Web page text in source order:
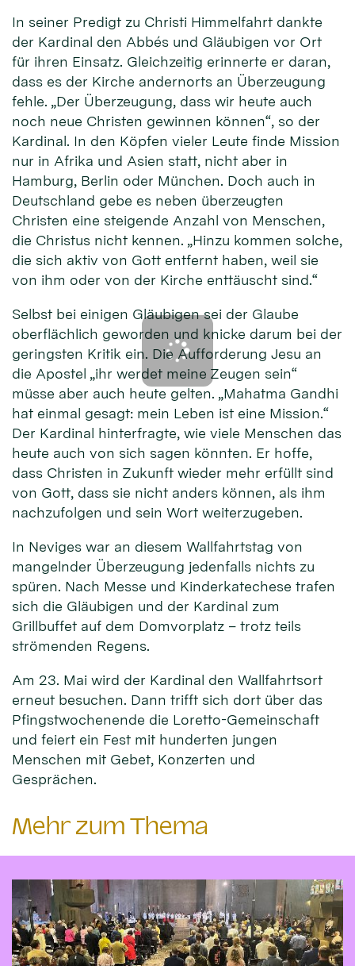
In seiner Predigt zu Christi Himmelfahrt dankte
der Kardinal den Abbés und Gläubigen vor Ort
für ihren Einsatz. Gleichzeitig erinnerte er daran,
dass es der Kirche andernorts an Überzeugung
fehle. „Der Überzeugung, dass wir heute auch
noch neue Christen gewinnen können“, so der
Kardinal. In den Köpfen vieler Leute finde Mission
nur in Afrika und Asien statt, nicht aber in
Hamburg, Berlin oder München. Doch auch in
Deutschland gebe es neben überzeugten
Christen eine steigende Anzahl von Menschen,
die Christus nicht kennen. „Hinzu kommen solche,
die sich aktiv von Gott entfernt haben, weil sie
von ihm oder von der Kirche enttäuscht sind.“
Selbst bei einigen Gläubigen sei der Glaube
oberflächlich geworden und knicke darum bei der
geringsten Kritik ein. Die Aufforderung Jesu an
die Apostel „ihr werdet meine Zeugen sein“
müsse aber auch heute gelten. „Mahatma Gandhi
hat einmal gesagt: mein Leben ist eine Mission.“
Der Kardinal hinterfragte, wie viele Menschen das
heute auch von sich sagen könnten. Er hoffe,
dass Christen in Zukunft wieder mehr erfüllt sind
von Gott, dass sie nicht anders können, als ihm
nachzufolgen und sein Wort weiterzugeben.
In Neviges war an diesem Wallfahrtstag von
mangelnder Überzeugung jedenfalls nichts zu
spüren. Nach Messe und Kinderkatechese trafen
sich die Gläubigen und der Kardinal zum
Grillbuffet auf dem Domvorplatz – trotz teils
strömenden Regens.
Am 23. Mai wird der Kardinal den Wallfahrtsort
erneut besuchen. Dann trifft sich dort über das
Pfingstwochenende die Loretto-Gemeinschaft
und feiert ein Fest mit hunderten jungen
Menschen mit Gebet, Konzerten und
Gesprächen.
Mehr zum Thema